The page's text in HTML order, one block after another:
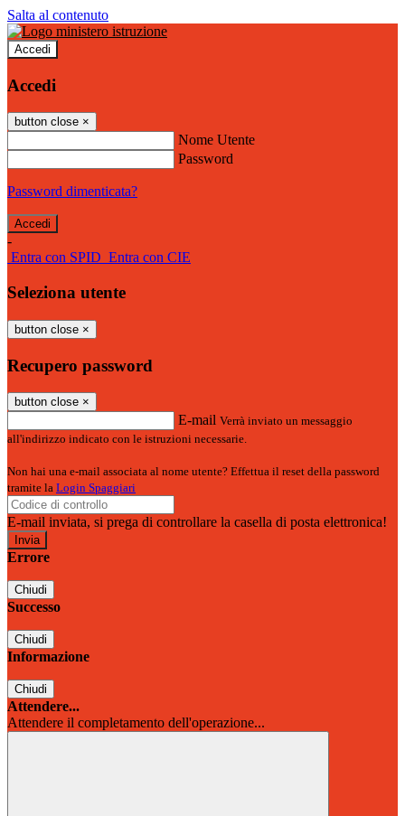
Salta al contenuto
Accedi
Accedi
button close ×
Nome Utente
Password
Password dimenticata?
-
Entra con SPID Entra con CIE
Seleziona utente
button close ×
Recupero password
button close ×
E-mail Verrà inviato un messaggio
all'indirizzo indicato con le istruzioni necessarie.
Non hai una e-mail associata al nome utente? Effettua il reset della password
tramite la Login Spaggiari
E-mail inviata, si prega di controllare la casella di posta elettronica!
Errore
Chiudi
Successo
Chiudi
Informazione
Chiudi
Attendere...
Attendere il completamento dell'operazione...